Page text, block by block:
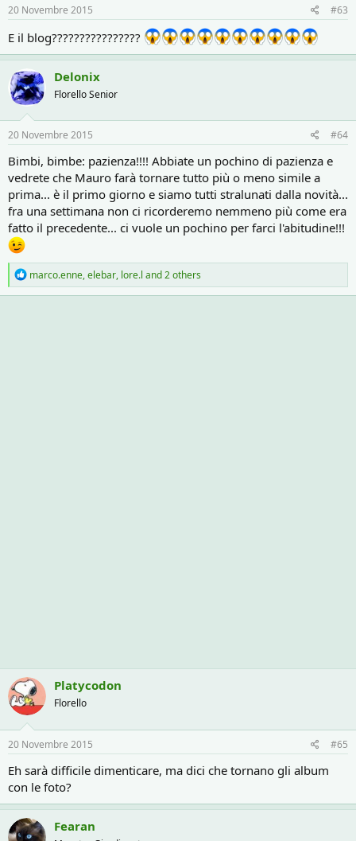
20 Novembre 2015 #63
E il blog????????????????
Delonix
Florello Senior
20 Novembre 2015 #64
Bimbi, bimbe: pazienza!!!! Abbiate un pochino di pazienza e
vedrete che Mauro farà tornare tutto più o meno simile a
prima... è il primo giorno e siamo tutti stralunati dalla novità...
fra una settimana non ci ricorderemo nemmeno più come era
fatto il precedente... ci vuole un pochino per farci l'abitudine!!!
R
e
a
marco.enne,elebar, lore.l and 2 others
Platycodon
Florello
20 Novembre 2015 #65
Eh sarà difficile dimenticare, ma dici che tornano gli album
con le foto?
Fearan